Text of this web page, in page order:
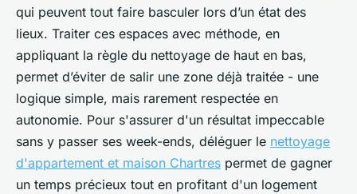
qui peuvent tout faire basculer lors d’un état des
lieux. Traiter ces espaces avec méthode, en
appliquant la règle du nettoyage de haut en bas,
permet d’éviter de salir une zone déjà traitée - une
logique simple, mais rarement respectée en
autonomie. Pour s'assurer d'un résultat impeccable
sans y passer ses week-ends, déléguer le nettoyage
d'appartement et maison Chartres permet de gagner
un temps précieux tout en profitant d'un logement